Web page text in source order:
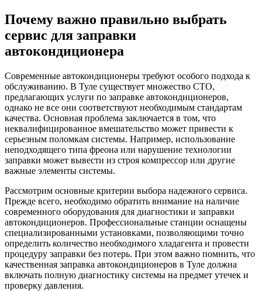
Почему важно правильно выбрать
сервис для заправки
автокондиционера
Современные автокондиционеры требуют особого подхода к
обслуживанию. В Туле существует множество СТО,
предлагающих услуги по заправке автокондиционеров,
однако не все они соответствуют необходимым стандартам
качества. Основная проблема заключается в том, что
неквалифицированное вмешательство может привести к
серьезным поломкам системы. Например, использование
неподходящего типа фреона или нарушение технологии
заправки может вывести из строя компрессор или другие
важные элементы системы.
Рассмотрим основные критерии выбора надежного сервиса.
Прежде всего, необходимо обратить внимание на наличие
современного оборудования для диагностики и заправки
автокондиционеров. Профессиональные станции оснащены
специализированными установками, позволяющими точно
определить количество необходимого хладагента и провести
процедуру заправки без потерь. При этом важно помнить, что
качественная заправка автокондиционеров в Туле должна
включать полную диагностику системы на предмет утечек и
проверку давления.